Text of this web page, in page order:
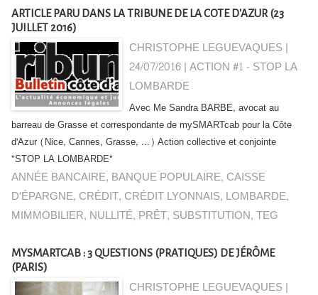
ARTICLE PARU DANS LA TRIBUNE DE LA COTE D'AZUR (23
JUILLET 2016)
CHRISTOPHE LEGUEVAQUES |
24/07/2016|ACTION #1 - STOP LA
LOMBARDE
Avec Me Sandra BARBE, avocat au
barreau de Grasse et correspondante de mySMARTcab pour la Côte
d'Azur (Nice, Cannes, Grasse, ...) Action collective et conjointe
"STOP LA LOMBARDE"
ANNÉE BANCAIRE, BANQUE POPULAIRE, CAISSE
D'ÉPARGNE, CRÉDIT, CRÉDIT LYONNAIS, LOMBARDE,
MIMMOBILIER, NULLITÉ, PRÊT, SUBSTITUTION,TEG
MYSMARTCAB : 3 QUESTIONS (PRATIQUES) DE JÉRÔME
(PARIS)
CHRISTOPHE LEGUEVAQUES |